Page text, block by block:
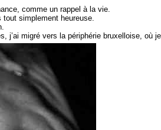
comme un rappel à la vie.
simplement heureuse.
migré vers la périphérie bruxelloise, où